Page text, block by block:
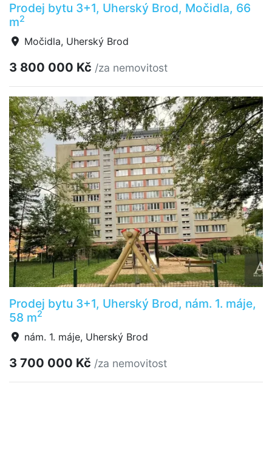
Prodej bytu 3+1, Uherský Brod, Močidla, 66
m2
Močidla, Uherský Brod
3 800 000 Kč /za nemovitost
Prodej bytu 3+1, Uherský Brod, nám. 1. máje,
58 m2
nám. 1. máje, Uherský Brod
3 700 000 Kč /za nemovitost